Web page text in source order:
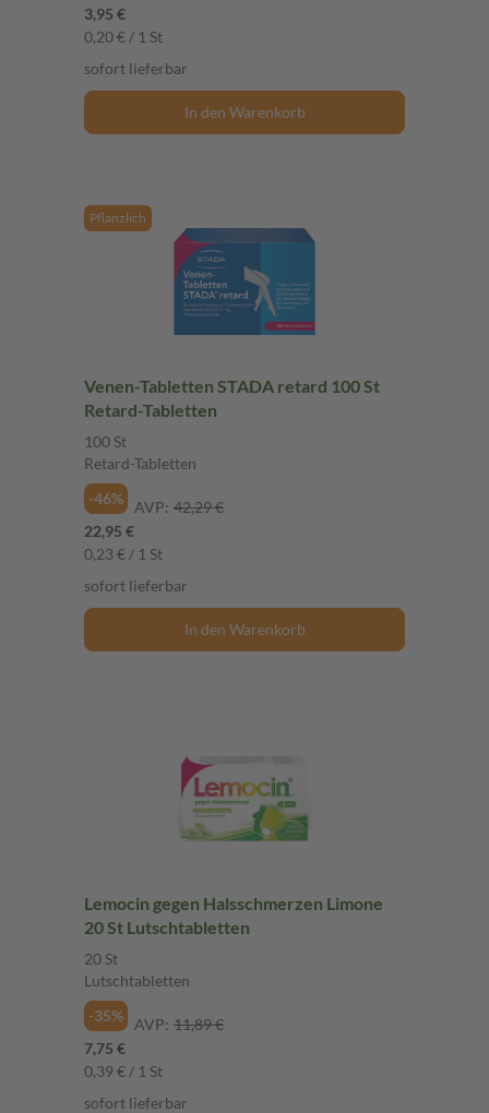
3,95 €
0,20 € / 1 St
sofort lieferbar
In den Warenkorb
Pflanzlich
Venen-Tabletten STADA retard 100 St
Retard-Tabletten
100 St
Retard-Tabletten
-46%
AVP: 42,29 €
22,95 €
0,23 € / 1 St
sofort lieferbar
In den Warenkorb
Lemocin gegen Halsschmerzen Limone
20 St Lutschtabletten
20 St
Lutschtabletten
-35%
AVP: 11,89 €
7,75 €
0,39 € / 1 St
sofort lieferbar